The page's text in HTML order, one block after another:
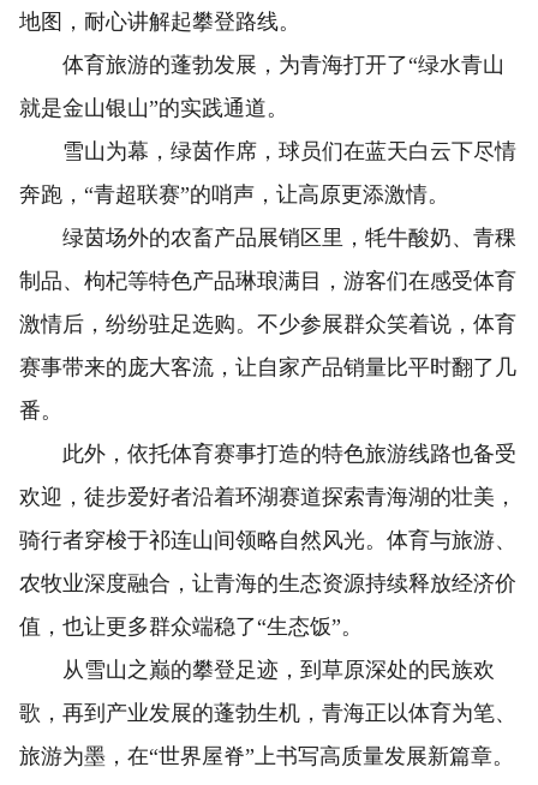
地图，耐心讲解起攀登路线。
体育旅游的蓬勃发展，为青海打开了“绿水青山
就是金山银山”的实践通道。
雪山为幕，绿茵作席，球员们在蓝天白云下尽情
奔跑，“青超联赛”的哨声，让高原更添激情。
绿茵场外的农畜产品展销区里，牦牛酸奶、青稞
制品、枸杞等特色产品琳琅满目，游客们在感受体育
激情后，纷纷驻足选购。不少参展群众笑着说，体育
赛事带来的庞大客流，让自家产品销量比平时翻了几
番。
此外，依托体育赛事打造的特色旅游线路也备受
欢迎，徒步爱好者沿着环湖赛道探索青海湖的壮美，
骑行者穿梭于祁连山间领略自然风光。体育与旅游、
农牧业深度融合，让青海的生态资源持续释放经济价
值，也让更多群众端稳了“生态饭”。
从雪山之巅的攀登足迹，到草原深处的民族欢
歌，再到产业发展的蓬勃生机，青海正以体育为笔、
旅游为墨，在“世界屋脊”上书写高质量发展新篇章。